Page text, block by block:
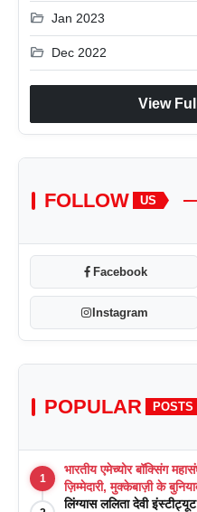
folder_open Jan 2023
folder_open Dec 2022
View
FOLLOW US
Facebook
Instagram
POPULAR POSTS
1
भारतीय एमेच्योर बॉक्सिंग
ज़िम्मेदारी, मुक्केबाज़ी के
लिंग्यास ललिता देवी